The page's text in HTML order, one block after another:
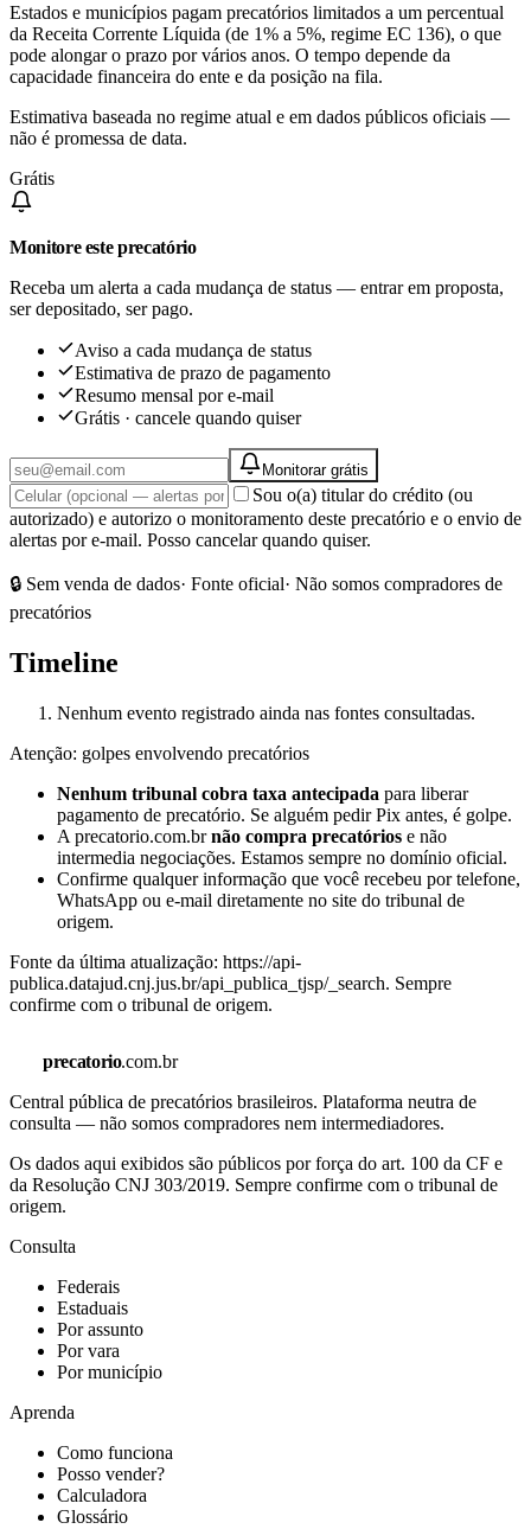
Estados e municípios pagam precatórios limitados a um percentual
da Receita Corrente Líquida (de 1% a 5%, regime EC 136), o que
pode alongar o prazo por vários anos. O tempo depende da
capacidade financeira do ente e da posição na fila.
Estimativa baseada no regime atual e em dados públicos oficiais —
não é promessa de data.
Grátis
Monitore este precatório
Receba um alerta a cada mudança de status — entrar em proposta,
ser depositado, ser pago.
Aviso a cada mudança de status
Estimativa de prazo de pagamento
Resumo mensal por e-mail
Grátis · cancele quando quiser
Monitorar grátis
Sou o(a) titular do crédito (ou
autorizado) e autorizo o monitoramento deste precatório e o envio de
alertas por e-mail. Posso cancelar quando quiser.
🔒 Sem venda de dados· Fonte oficial· Não somos compradores de
precatórios
Timeline
Nenhum evento registrado ainda nas fontes consultadas.
Atenção: golpes envolvendo precatórios
Nenhum tribunal cobra taxa antecipada para liberar
pagamento de precatório. Se alguém pedir Pix antes, é golpe.
A precatorio.com.brnão compra precatórios e não
intermedia negociações. Estamos sempre no domínio oficial.
Confirme qualquer informação que você recebeu por telefone,
WhatsApp ou e-mail diretamente no site do tribunal de
origem.
Fonte da última atualização: https://api-
publica.datajud.cnj.jus.br/api_publica_tjsp/_search. Sempre
confirme com o tribunal de origem.
precatorio.com.br
Central pública de precatórios brasileiros. Plataforma neutra de
consulta — não somos compradores nem intermediadores.
Os dados aqui exibidos são públicos por força do art. 100 da CF e
da Resolução CNJ 303/2019. Sempre confirme com o tribunal de
origem.
Consulta
Federais
Estaduais
Por assunto
Por vara
Por município
Aprenda
Como funciona
Posso vender?
Calculadora
Glossário